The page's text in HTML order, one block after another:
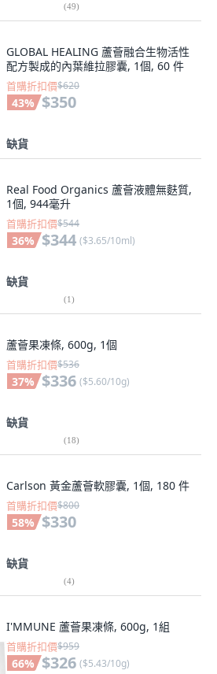
(49)
GLOBAL HEALING 蘆薈融合生物活性
配方製成的內葉維拉膠囊, 1個, 60 件
首購折扣價$620
43% $350
缺貨
Real Food Organics 蘆薈液體無麩質,
1個, 944毫升
首購折扣價$544
36% $344 ($3.65/10ml)
缺貨
(1)
蘆薈果凍條, 600g, 1個
首購折扣價$536
37% $336 ($5.60/10g)
缺貨
(18)
Carlson 黃金蘆薈軟膠囊, 1個, 180 件
首購折扣價$800
58% $330
缺貨
(4)
I'MMUNE 蘆薈果凍條, 600g, 1組
首購折扣價$959
66% $326 ($5.43/10g)